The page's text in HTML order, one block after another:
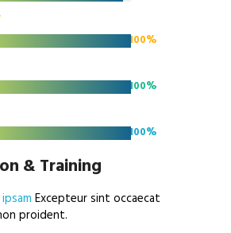
100%
100%
100%
& Training
Excepteur sint occaecat
proident.